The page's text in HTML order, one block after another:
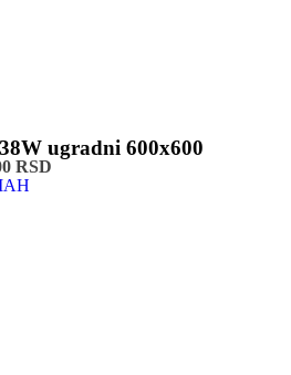
ugradni 600x600
RSD